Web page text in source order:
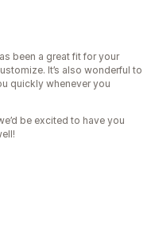
been a great fit for your
It’s also wonderful to
quickly whenever you
be excited to have you